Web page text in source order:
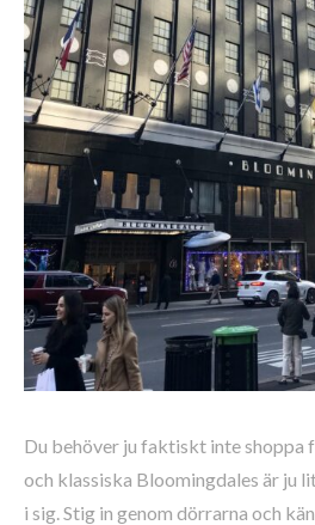
Du behöver ju faktiskt inte shoppa
och klassiska Bloomingdales är ju
i sig. Stig in genom dörrarna och